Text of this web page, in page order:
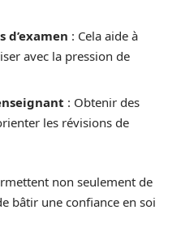
d’examen : Cela aide à
avec la pression de
: Obtenir des
les révisions de
non seulement de
bâtir une confiance en soi